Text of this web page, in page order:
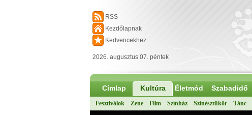
RSS
Kezdőlapnak
Kedvencekhez
2026. augusztus 07. péntek
Címlap Kultúra Életmód Szabadidő
Fesztiválok Zene Film Színház Színésztükör Tánc